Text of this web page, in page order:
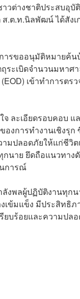
วต่างชาติประสบอุบั
.ต.ท.นิลพัฒน์ ได้สังเ
ารขออนุมัติหมายค้น
ระเบิดจำนวนมหาศ
เข้าทำการตรว
ละเอียดรอบคอบ แ
งการทำงานเชิงรุก
ามปลอดภัยให้แก่ชีวิ
นาย ยึดถือแนวทาง
การณ์
งพลผู้ปฏิบัติงานทุกน
เข้มแข็ง มีประสิทธิภ
ยบร้อยและความปล